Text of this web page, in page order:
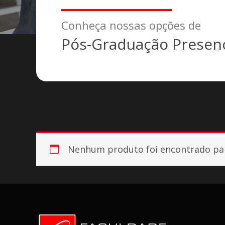
Conheça nossas opções de
Pós-Graduação
Nenhum produto foi encontrado